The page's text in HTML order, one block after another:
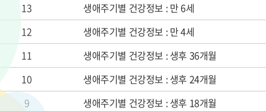
13
생애주기별 건강정보 : 만 6세
12
생애주기별 건강정보 : 만 4세
11
생애주기별 건강정보 : 생후 36개월
10
생애주기별 건강정보 : 생후 24개월
9
생애주기별 건강정보 : 생후 18개월